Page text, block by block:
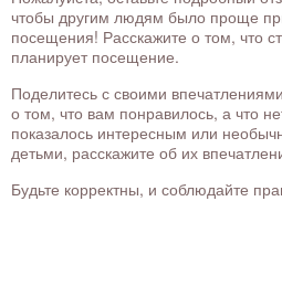
чтобы другим людям было проще
посещения! Расскажите о том, что
планирует посещение.
Поделитесь с своими
о том, что вам понравилось, а что
показалось интересным или
детьми, расскажите об их
Будьте корректны, и соблюдайте